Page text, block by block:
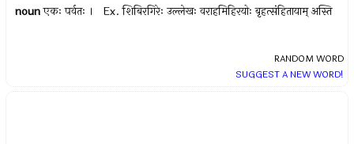
noun एकः पर्वतः । Ex.शिबिरगिरेः उल्लेखः वराहमिहिरयोः बृहत्संहितायाम् अस्ति
RANDOM WORD
SUGGEST A NEW WORD!